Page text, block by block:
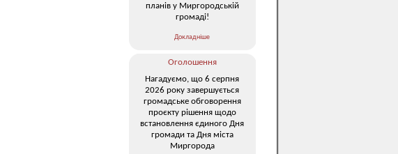
планів у Миргородській
громаді!
Докладніше
Оголошення
Нагадуємо, що 6 серпня
2026 року завершується
громадське обговорення
проєкту рішення щодо
встановлення єдиного Дня
громади та Дня міста
Миргорода